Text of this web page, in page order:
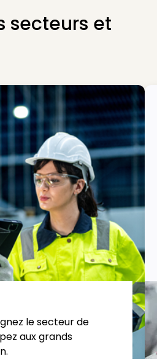
secteurs et
le secteur de
aux grands